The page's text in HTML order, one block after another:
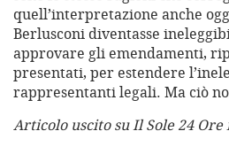
quell’interpretazione anche
Berlusconi diventasse
approvare gli emendamenti,
presentati, per estendere
rappresentanti legali. Ma ciò
Articolo uscito su Il Sole 24 Ore